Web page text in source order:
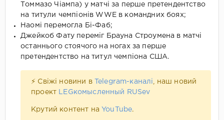
Томмазо Чіампа) у матчі за перше претендентство
на титули чемпіонів WWE в командних боях;
Наомі перемогла Бі-Фаб;
Джейкоб Фату переміг Брауна Строумена в матчі
останнього стоячого на ногах за перше
претендентство на титул чемпіона США.
⚡ Свіжі новини в Telegram-каналі
, наш новий
проект
LEGкомысленный RUSev
Крутий контент на YouTube.